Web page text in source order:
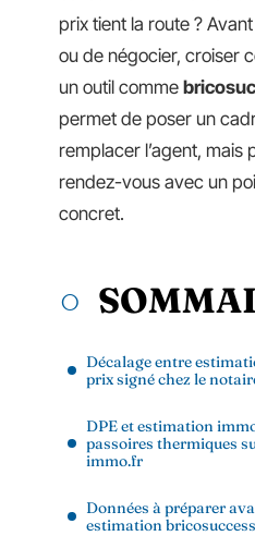
prix tient la route ?
ou de négocier, croiser
un outil comme
permet de poser un
remplacer l’agent, mais
rendez-vous avec un
concret.
Décalage entre
prix signé chez le
DPE et estimation
passoires thermiques
immo.fr
Données à préparer
estimation